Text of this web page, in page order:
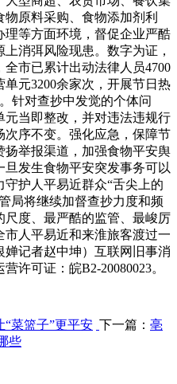
原料采购、食物添加剂利
理等方面环境，督促企业严酷
消弭风险现患。数字为证，
市已累计出动法律人员4700
元3200余家次，开展节日热
针对查抄中发觉的个体问
当即整改，并对违法违规行
序不变。强化应急，保障节
扬举报渠道，加强食物平安舆
发生食物平安突发事务可以
护人平易近群众“舌尖上的
局将继续加督查抄力度和频
度、最严酷的监管、最峻厉
人平易近和来淮旅客渡过一
记者赵中坤）互联网旧事消
许可证：皖B2-20080023。
菜篮子”更平安 下一篇： 亳
些